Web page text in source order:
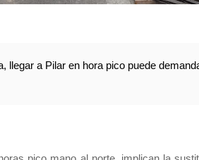
llegar a Pilar en hora pico puede